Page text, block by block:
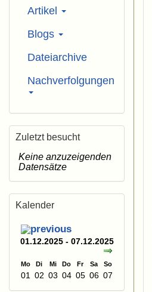
Artikel
Blogs
Dateiarchive
Nachverfolgungen
Zuletzt besucht
Keine anzuzeigenden
Datensätze
Kalender
01.12.2025 - 07.12.2025
Mo Di Mi Do Fr Sa So
01 02 03 04 05 06 07